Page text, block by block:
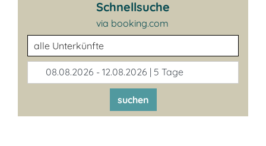
Schnellsuche
via booking.com
Unterkunftsart
08.08.2026 - 12.08.2026 | 5 Tage
suchen